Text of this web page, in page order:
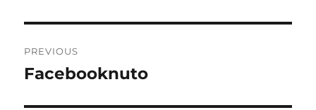
navigation
PREVIOUS
Previous
Facebooknuto